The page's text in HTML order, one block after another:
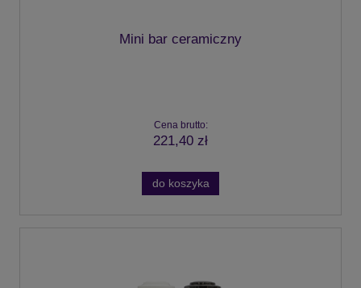
Mini bar ceramiczny
Cena brutto:
221,40 zł
do koszyka